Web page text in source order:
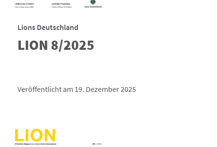
Lions Deutschland
LION 8/2025
Veröffentlicht am 19. Dezember 2025